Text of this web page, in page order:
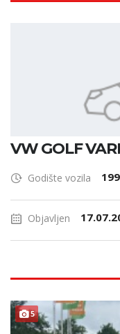
VW GOLF
Godište vozila
Objavljen
5